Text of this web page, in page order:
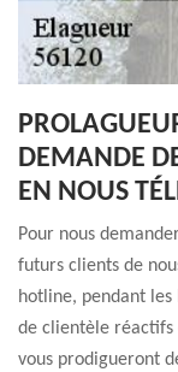
DEMANDE
EN NOUS
Pour nous
futurs clients de
hotline, pendant les
de clientèle réactifs
vous prodigueront